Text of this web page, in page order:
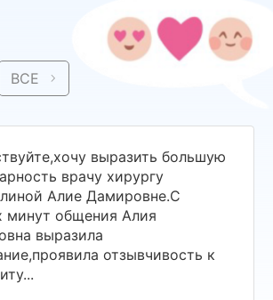
ВСЕ
выразить большую
врачу хирургу
Алие Дамировне.С
минут общения Алия
выразила
отзывчивость к